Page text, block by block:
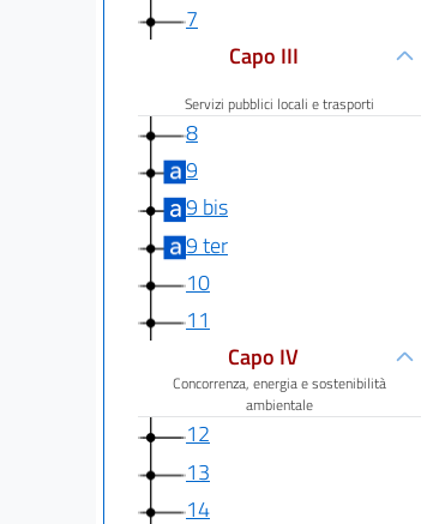
7
Capo III
Servizi pubblici locali e trasporti
8
9
9 bis
9 ter
10
11
Capo IV
Concorrenza, energia e sostenibilità
ambientale
12
13
14